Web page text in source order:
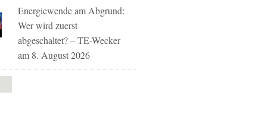
Energiewende am Abgrund:
Wer wird zuerst
abgeschaltet? – TE-Wecker
am 8. August 2026